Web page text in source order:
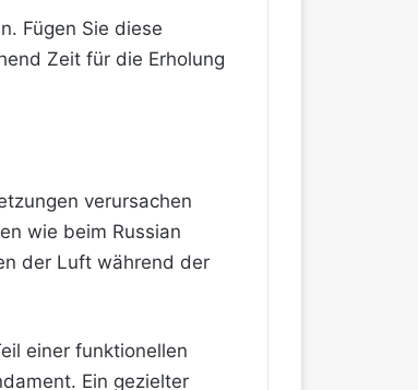
Fügen Sie diese
Zeit für die Erholung
verursachen
wie beim Russian
der Luft während der
einer funktionellen
Ein gezielter